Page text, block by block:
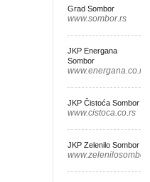
Grad Sombor
www.sombor.rs
JKP Energana
Sombor
www.energana.co.rs
JKP Čistoća Sombor
www.cistoca.co.rs
JKP Zelenilo Sombor